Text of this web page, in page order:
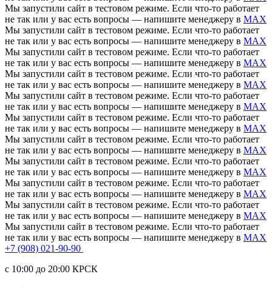
Мы запустили сайт в тестовом режиме. Если что-то работает
не так или у вас есть вопросы — напишите менеджеру в MAX
Мы запустили сайт в тестовом режиме. Если что-то работает
не так или у вас есть вопросы — напишите менеджеру в MAX
Мы запустили сайт в тестовом режиме. Если что-то работает
не так или у вас есть вопросы — напишите менеджеру в MAX
Мы запустили сайт в тестовом режиме. Если что-то работает
не так или у вас есть вопросы — напишите менеджеру в MAX
Мы запустили сайт в тестовом режиме. Если что-то работает
не так или у вас есть вопросы — напишите менеджеру в MAX
Мы запустили сайт в тестовом режиме. Если что-то работает
не так или у вас есть вопросы — напишите менеджеру в MAX
Мы запустили сайт в тестовом режиме. Если что-то работает
не так или у вас есть вопросы — напишите менеджеру в MAX
Мы запустили сайт в тестовом режиме. Если что-то работает
не так или у вас есть вопросы — напишите менеджеру в MAX
Мы запустили сайт в тестовом режиме. Если что-то работает
не так или у вас есть вопросы — напишите менеджеру в MAX
Мы запустили сайт в тестовом режиме. Если что-то работает
не так или у вас есть вопросы — напишите менеджеру в MAX
Мы запустили сайт в тестовом режиме. Если что-то работает
не так или у вас есть вопросы — напишите менеджеру в MAX
+7 (908) 021-90-90
c 10:00 до 20:00 КРСК